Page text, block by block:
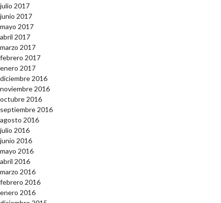
julio 2017
junio 2017
mayo 2017
abril 2017
marzo 2017
febrero 2017
enero 2017
diciembre 2016
noviembre 2016
octubre 2016
septiembre 2016
agosto 2016
julio 2016
junio 2016
mayo 2016
abril 2016
marzo 2016
febrero 2016
enero 2016